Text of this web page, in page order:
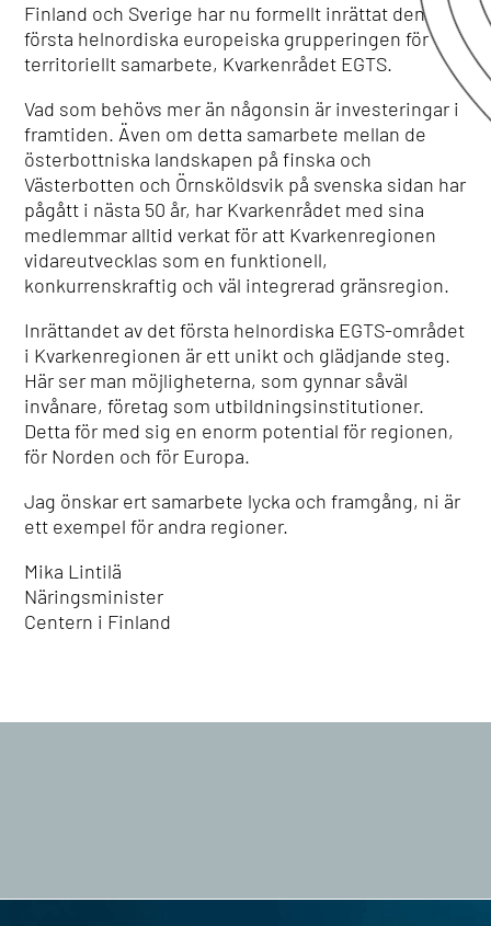
Finland och Sverige har nu formellt inrättat den
första helnordiska europeiska grupperingen för
territoriellt samarbete, Kvarkenrådet EGTS.
Vad som behövs mer än någonsin är investeringar i
framtiden. Även om detta samarbete mellan de
österbottniska landskapen på finska och
Västerbotten och Örnsköldsvik på svenska sidan har
pågått i nästa 50 år, har Kvarkenrådet med sina
medlemmar alltid verkat för att Kvarkenregionen
vidareutvecklas som en funktionell,
konkurrenskraftig och väl integrerad gränsregion.
Inrättandet av det första helnordiska EGTS-området
i Kvarkenregionen är ett unikt och glädjande steg.
Här ser man möjligheterna, som gynnar såväl
invånare, företag som utbildningsinstitutioner.
Detta för med sig en enorm potential för regionen,
för Norden och för Europa.
Jag önskar ert samarbete lycka och framgång, ni är
ett exempel för andra regioner.
Mika Lintilä
Näringsminister
Centern i Finland